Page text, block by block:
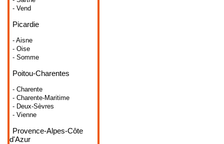
- Vend
Picardie
- Aisne
- Oise
- Somme
Poitou-Charentes
- Charente
- Charente-Maritime
- Deux-Sèvres
- Vienne
Provence-Alpes-Côte
d'Azur